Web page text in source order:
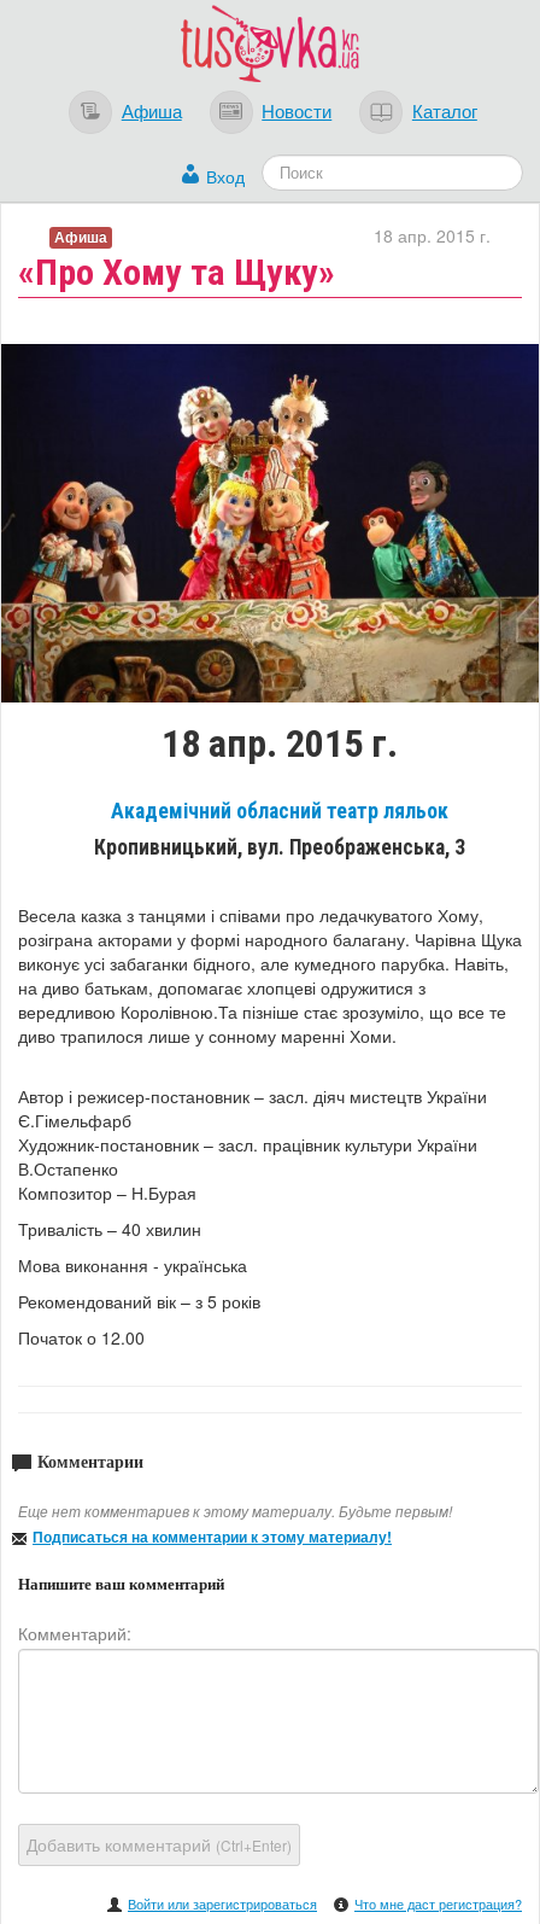
Афиша Новости Каталог
Вход
«Про Хому та Щуку»
18 апр. 2015 г.
Афиша
18 апр. 2015 г.
Академічний обласний театр ляльок
Кропивницький, вул. Преображенська, 3
Весела казка з танцями і співами про ледачкуватого Хому,
розіграна акторами у формі народного балагану. Чарівна Щука
виконує усі забаганки бідного, але кумедного парубка. Навіть,
на диво батькам, допомагає хлопцеві одружитися з
вередливою Королівною.Та пізніше стає зрозуміло, що все те
диво трапилося лише у сонному маренні Хоми.
Автор і режисер-постановник – засл. діяч мистецтв України
Є.Гімельфарб
Художник-постановник – засл. працівник культури України
В.Остапенко
Композитор – Н.Бурая
Тривалість – 40 хвилин
Мова виконання - українська
Рекомендований вік – з 5 років
Початок о 12.00
Комментарии
Еще нет комментариев к этому материалу. Будьте первым!
Подписаться на комментарии к этому материалу!
Напишите ваш комментарий
Комментарий:
Добавить комментарий (Ctrl+Enter)
Войти или зарегистрироваться Что мне даст регистрация?